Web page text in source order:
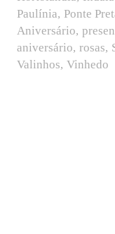
Paulínia Ponte
Aniversário
aniversário rosas
Valinhos Vinhedo